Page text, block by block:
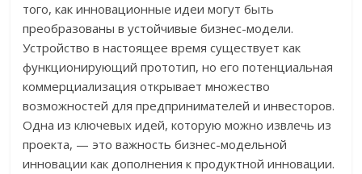
того, как инновационные идеи могут быть
преобразованы в устойчивые бизнес-модели.
Устройство в настоящее время существует как
функционирующий прототип, но его потенциальная
коммерциализация открывает множество
возможностей для предпринимателей и инвесторов.
Одна из ключевых идей, которую можно извлечь из
проекта, — это важность бизнес-модельной
инновации как дополнения к продуктной инновации.